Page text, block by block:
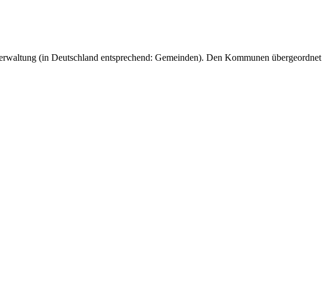
(in Deutschland entsprechend: Gemeinden). Den Kommunen übergeordnet